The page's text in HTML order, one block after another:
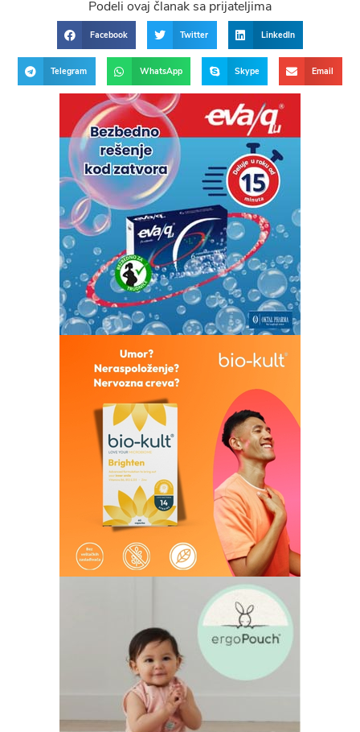
Podeli ovaj članak sa prijateljima
Facebook Twitter LinkedIn
Telegram WhatsApp Skype Email